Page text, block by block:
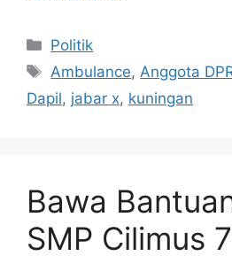
Kategori
Politik
Tag
Ambulance, Anggota
Dapil, jabar x, kuningan
Bawa
SMP Cilimus